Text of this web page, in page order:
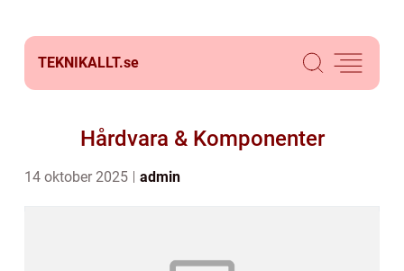
TEKNIKALLT.se
Hårdvara & Komponenter
14 oktober 2025 admin